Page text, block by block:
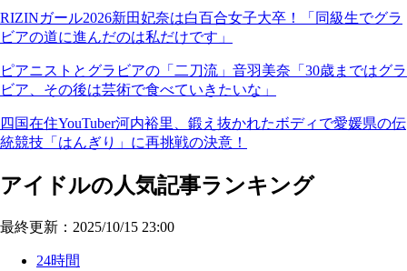
RIZINガール2026新田妃奈は白百合女子大卒！「同級生でグラ
ビアの道に進んだのは私だけです」
ピアニストとグラビアの「二刀流」音羽美奈「30歳まではグラ
ビア、その後は芸術で食べていきたいな」
四国在住YouTuber河内裕里、鍛え抜かれたボディで愛媛県の伝
統競技「はんぎり」に再挑戦の決意！
アイドルの人気記事ランキング
最終更新：2025/10/15 23:00
24時間